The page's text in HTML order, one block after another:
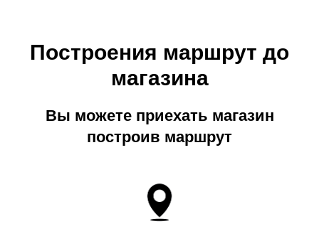
Построения маршрут до
магазина
Вы можете приехать магазин
построив маршрут